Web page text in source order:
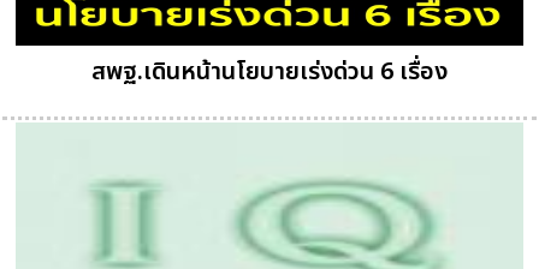
สพฐ.เดินหน้านโยบายเร่งด่วน 6 เรื่อง